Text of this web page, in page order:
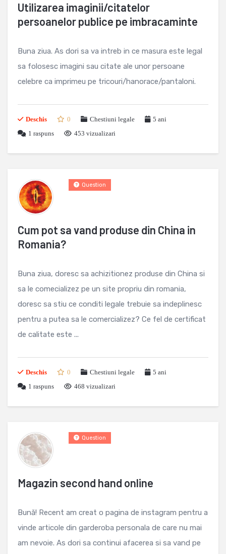
Utilizarea imaginii/citatelor
persoanelor publice pe imbracaminte
Buna ziua. As dori sa va intreb in ce masura este legal
sa folosesc imagini sau citate ale unor persoane
celebre ca imprimeu pe tricouri/hanorace/pantaloni.
Deschis 0 Chestiuni legale
5 ani
1 raspuns 453 vizualizari
Cum pot sa vand produse din China in
Romania?
Question
Buna ziua, doresc sa achizitionez produse din China si
sa le comecializez pe un site propriu din romania,
doresc sa stiu ce conditi legale trebuie sa indeplinesc
pentru a putea sa le comercializez? Ce fel de certificat
de calitate este ...
Deschis 0 Chestiuni legale
5 ani
1 raspuns 468 vizualizari
Magazin second hand online
Question
Bună! Recent am creat o pagina de instagram pentru a
vinde articole din garderoba personala de care nu mai
am nevoie. As dori sa continui afacerea si sa vand pe